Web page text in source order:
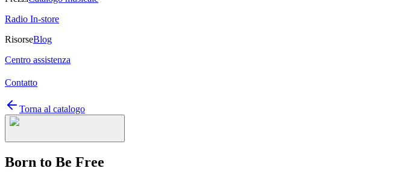
Radio In-store
RisorseBlog
Centro assistenza
Contatto
Torna al catalogo
Born to Be Free